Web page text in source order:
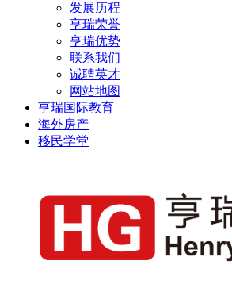
发展历程
亨瑞荣誉
亨瑞优势
联系我们
诚聘英才
网站地图
亨瑞国际教育
海外房产
移民学堂